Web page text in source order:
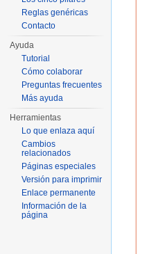
Reglas genéricas
Contacto
Ayuda
Tutorial
Cómo colaborar
Preguntas frecuentes
Más ayuda
Herramientas
Lo que enlaza aquí
Cambios
relacionados
Páginas especiales
Versión para imprimir
Enlace permanente
Información de la
página